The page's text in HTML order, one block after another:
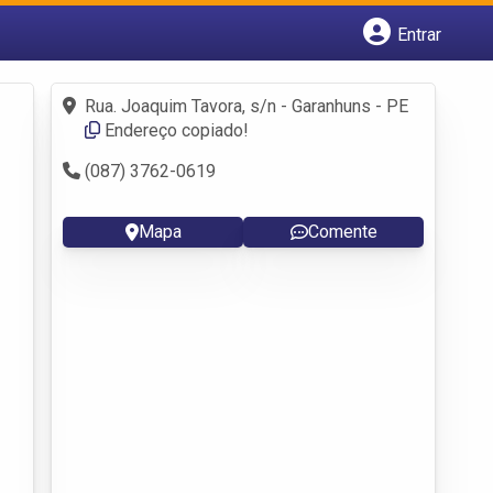
Entrar
Fazer login
Criar conta
Rua. Joaquim Tavora, s/n - Garanhuns - PE
Endereço copiado!
(087) 3762-0619
Mapa Comente